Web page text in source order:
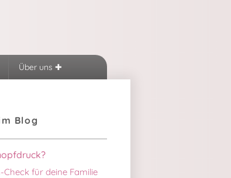
Über uns
Blog
für deine Familie